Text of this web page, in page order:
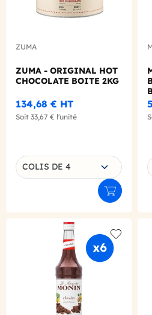
ZUMA
ZUMA - ORIGINAL HOT
CHOCOLATE BOITE 2KG
134,68 € HT
Soit 33,67 € l'unité
Choisissez une déclinaison
COLIS DE 4
Ajouter au
Add to